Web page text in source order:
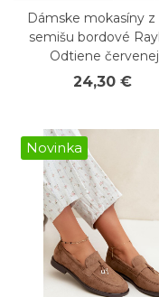
Dámske mokasíny z
semišu bordové
Odtiene červenej
24,30 €
Novinka